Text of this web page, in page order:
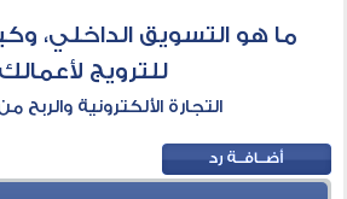
ما هو التسويق الداخلي،
للترويج
التجارة الألكترونية والربح